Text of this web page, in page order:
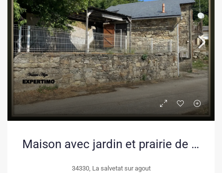
Maison avec jardin et prairie de 1,41 ha à La Salvetat-sur-Agout
34330, La salvetat sur agout